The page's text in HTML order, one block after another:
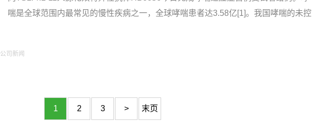
喘是全球范围内最常见的慢性疾病之一，全球哮喘患者达3.58亿[1]。我国哮喘的未控
公司新闻
1 2 3 > 末页